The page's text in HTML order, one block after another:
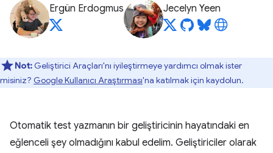
Ergün Erdogmus Jecelyn Yeen
Not: Geliştirici Araçları'nı iyileştirmeye yardımcı olmak ister
misiniz? Google Kullanıcı Araştırması'na katılmak için kaydolun.
Otomatik test yazmanın bir geliştiricinin hayatındaki en
eğlenceli şey olmadığını kabul edelim. Geliştiriciler olarak